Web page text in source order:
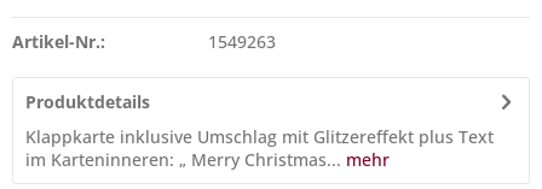
Artikel-Nr.: 1549263
Produktdetails
Klappkarte inklusive Umschlag mit Glitzereffekt plus Text
im Karteninneren: „ Merry Christmas... mehr